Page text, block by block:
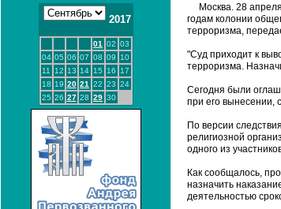
2017
01 02 03
04 05 06 07 08 09
10
11
12 13 14 15 16
17
18 19 20 21 22 23 24
25 26 27 28 29 30
Москва. 28
годам колонии
терроризма,
"Суд приходит к
терроризма.
Сегодня были
при его вынесении,
По версии
религиозной
одного из
Как сообщалось,
назначить
деятельностью